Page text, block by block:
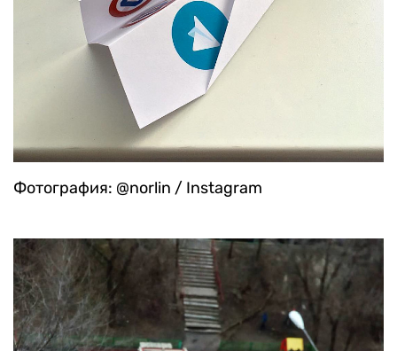
Фотография: @norlin / Instagram